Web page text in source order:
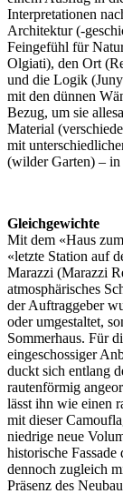
Interpretationen
Architektur (-
Feingefühl für
Olgiati), den Ort
und die Logik
mit den dünnen
Bezug, um sie
Material
mit
(wilder Garten) – in
Gleichgewichte
Mit dem «Haus
«letzte Station auf
Marazzi (Marazzi
atmosphärisches
der Auftraggeber
oder umgestaltet,
Sommerhaus. Für
eingeschossiger
duckt sich entlang
rautenförmig
lässt ihn wie einen
mit dieser
niedrige neue
historische
dennoch zugleich
Präsenz des